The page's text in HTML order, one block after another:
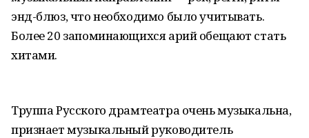
энд-блюз, что необходимо было учитывать.
Более 20 запоминающихся арий обещают стать
хитами.
Труппа Русского драмтеатра очень музыкальна,
признает музыкальный руководитель